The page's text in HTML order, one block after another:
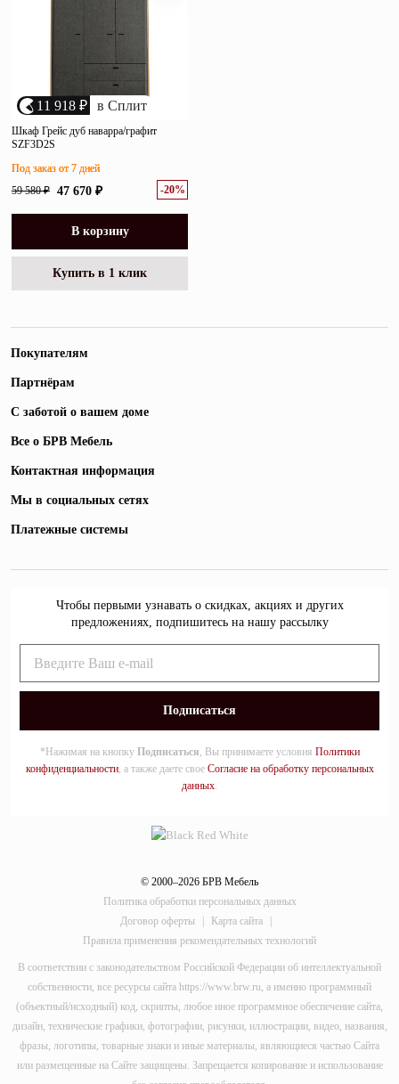
Декор
О нас
Наши салоны
Покупателям
Дизайнерам и архитекторам
11 918 ₽ в Сплит
Шкаф Грейс дуб наварра/графит
SZF3D2S
59 580 ₽ 47 670 ₽ -20%
Под заказ от 7 дней
В корзину
Купить в 1 клик
Покупателям
Партнёрам
С заботой о вашем доме
Все о БРВ Мебель
Контактная информация
Мы в социальных сетях
Платежные системы
Чтобы первыми узнавать о скидках, акциях и других
предложениях, подпишитесь на нашу рассылку
*Нажимая на кнопку Подписаться, Вы принимаете условия Политики
конфиденциальности, а также даете свое Согласие на обработку персональных
данных.
© 2000–2026 БРВ Мебель
Политика обработки персональных данных
Договор оферты
Карта сайта
Правила применения рекомендательных технологий
В соответствии с законодательством Российской Федерации об интеллектуальной
собственности, все ресурсы сайта https://www.brw.ru, а именно программный
(объектный/исходный) код, скрипты, любое иное программное обеспечение сайта,
дизайн, технические графики, фотографии, рисунки, иллюстрации, видео, названия,
фразы, логотипы, товарные знаки и иные материалы, являющиеся частью Сайта
или размещенные на Сайте защищены. Запрещается копирование и использование